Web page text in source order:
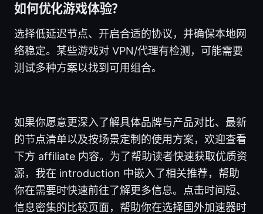
如何优化游戏体验？
选择低延迟节点、开启合适的协议，并确保本地网
络稳定。某些游戏对 VPN/代理有检测，可能需要
测试多种方案以找到可用组合。
如果你愿意更深入了解具体品牌与产品对比、最新
的节点清单以及按场景定制的使用方案，欢迎查看
下方 affiliate 内容。为了帮助读者快速获取优质资
源，我在 introduction 中嵌入了相关推荐，帮助
你在需要时快速前往了解更多信息。点击时间短、
信息密集的比较页面，帮助你在选择国外加速器时